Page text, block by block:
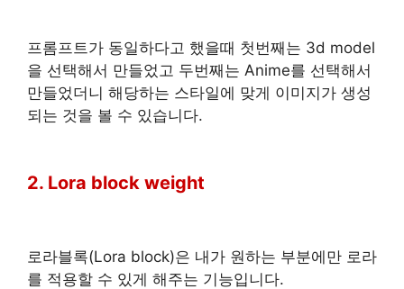
프롬프트가 동일하다고 했을때 첫번째는 3d model
을 선택해서 만들었고 두번째는 Anime를 선택해서
만들었더니 해당하는 스타일에 맞게 이미지가 생성
되는 것을 볼 수 있습니다.
2. Lora block weight
로라블록(Lora block)은 내가 원하는 부분에만 로라
를 적용할 수 있게 해주는 기능입니다.